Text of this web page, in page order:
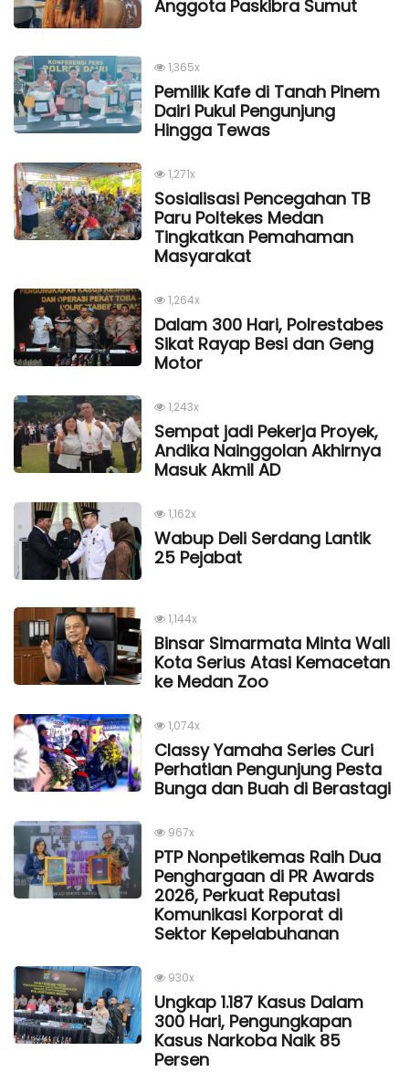
Anggota Paskibra Sumut
1,365x
Pemilik Kafe di Tanah Pinem
Dairi Pukul Pengunjung
Hingga Tewas
1,271x
Sosialisasi Pencegahan TB
Paru Poltekes Medan
Tingkatkan Pemahaman
Masyarakat
1,264x
Dalam 300 Hari, Polrestabes
Sikat Rayap Besi dan Geng
Motor
1,243x
Sempat jadi Pekerja Proyek,
Andika Nainggolan Akhirnya
Masuk Akmil AD
1,162x
Wabup Deli Serdang Lantik
25 Pejabat
1,144x
Binsar Simarmata Minta Wali
Kota Serius Atasi Kemacetan
ke Medan Zoo
1,074x
Classy Yamaha Series Curi
Perhatian Pengunjung Pesta
Bunga dan Buah di Berastagi
967x
PTP Nonpetikemas Raih Dua
Penghargaan di PR Awards
2026, Perkuat Reputasi
Komunikasi Korporat di
Sektor Kepelabuhanan
930x
Ungkap 1.187 Kasus Dalam
300 Hari, Pengungkapan
Kasus Narkoba Naik 85
Persen